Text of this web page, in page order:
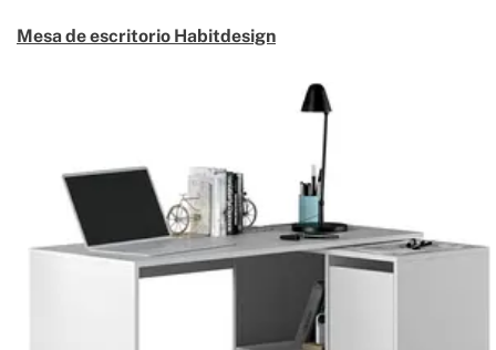
Mesa de escritorio Habitdesign